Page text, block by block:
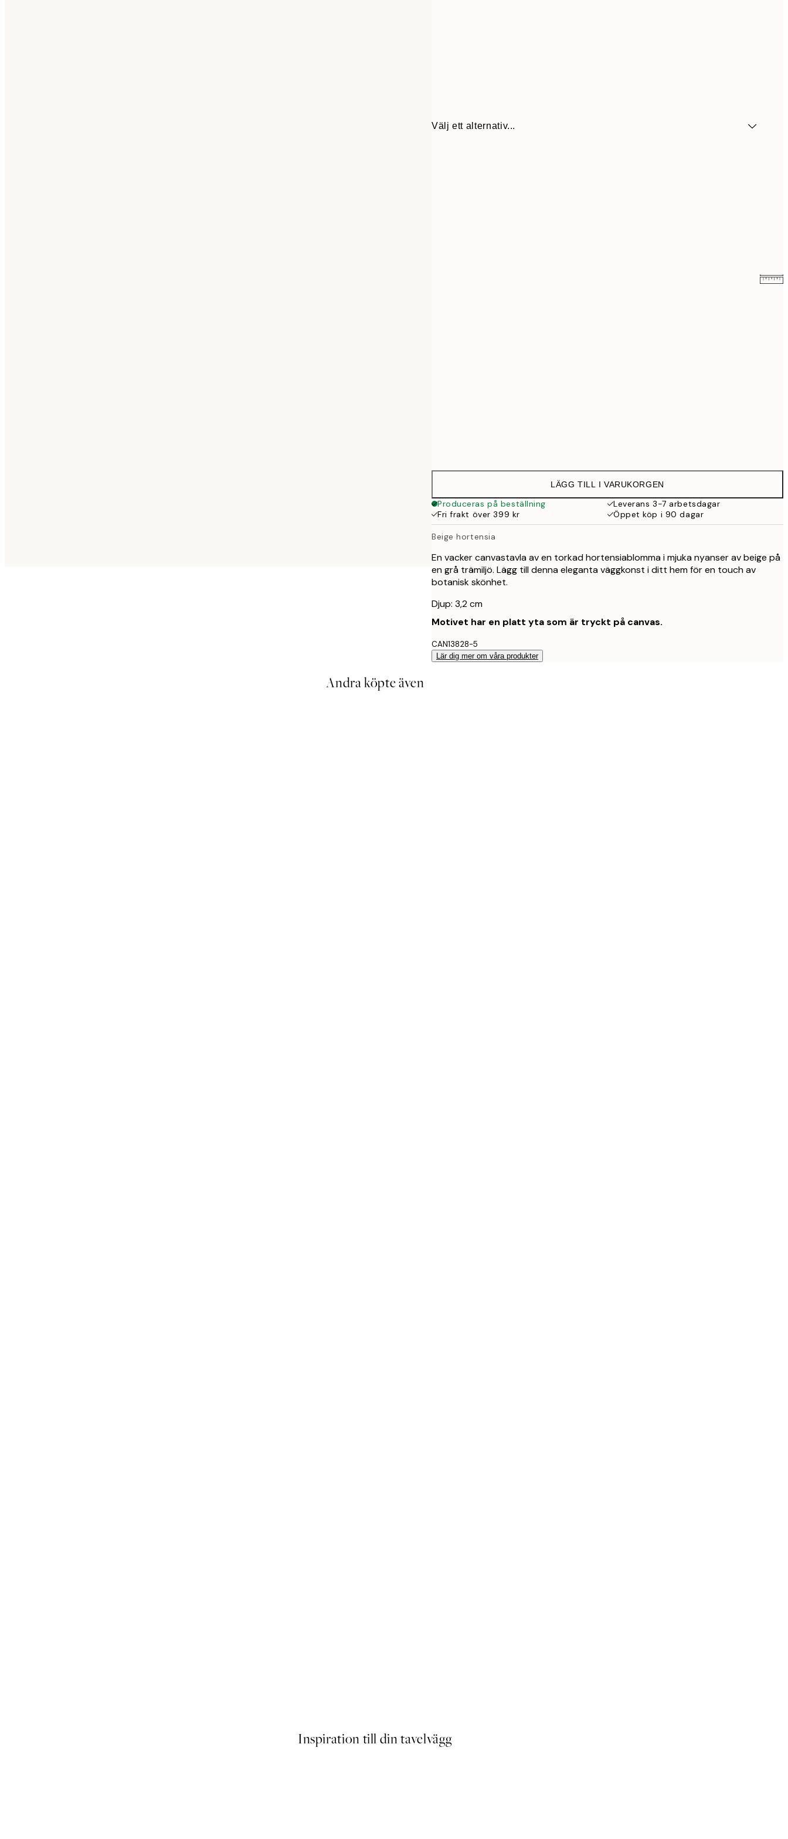
Välj ett alternativ...
LÄGG TILL I VARUKORGEN
Produceras på beställning
Leverans 3-7 arbetsdagar
Fri frakt över 399 kr
Öppet köp i 90 dagar
Beige hortensia
En vacker canvastavla av en torkad hortensiablomma i mjuka nyanser av beige på
en grå trämiljö. Lägg till denna eleganta väggkonst i ditt hem för en touch av
botanisk skönhet.
Djup: 3,2 cm
Motivet har en platt yta som är tryckt på canvas.
CAN13828-5
Lär dig mer om våra produkter
Andra köpte även
Inspiration till din tavelvägg